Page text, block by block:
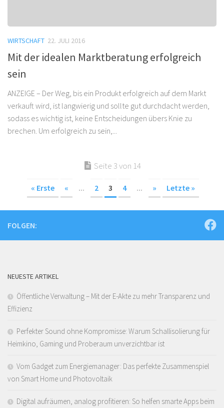
WIRTSCHAFT 22. JULI 2016
Mit der idealen Marktberatung erfolgreich
sein
ANZEIGE – Der Weg, bis ein Produkt erfolgreich auf dem Markt
verkauft wird, ist langwierig und sollte gut durchdacht werden,
sodass es wichtig ist, keine Entscheidungen übers Knie zu
brechen. Um erfolgreich zu sein,...
Seite 3 von 14
« Erste « ... 2 3 4 ... » Letzte »
FOLGEN:
NEUESTE ARTIKEL
Öffentliche Verwaltung – Mit der E-Akte zu mehr Transparenz und
Effizienz
Perfekter Sound ohne Kompromisse: Warum Schallisolierung für
Heimkino, Gaming und Proberaum unverzichtbar ist
Vom Gadget zum Energiemanager: Das perfekte Zusammenspiel
von Smart Home und Photovoltaik
Digital aufräumen, analog profitieren: So helfen smarte Apps beim